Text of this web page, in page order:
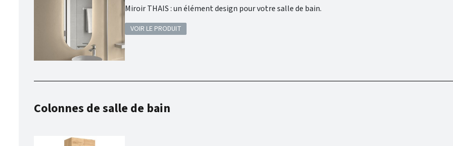
Miroir THAIS : un élément design pour votre salle de bain.
VOIR LE PRODUIT
Colonnes de salle de bain